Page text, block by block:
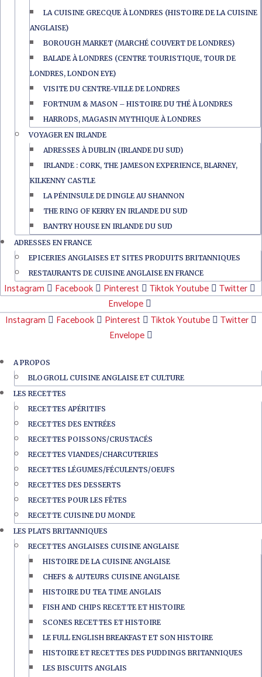
LA CUISINE GRECQUE À LONDRES (HISTOIRE DE LA CUISINE
ANGLAISE)
BOROUGH MARKET (MARCHÉ COUVERT DE LONDRES)
BALADE À LONDRES (CENTRE TOURISTIQUE, TOUR DE
LONDRES, LONDON EYE)
VISITE DU CENTRE-VILLE DE LONDRES
FORTNUM & MASON – HISTOIRE DU THÉ À LONDRES
HARRODS, MAGASIN MYTHIQUE À LONDRES
VOYAGER EN IRLANDE
ADRESSES À DUBLIN (IRLANDE DU SUD)
IRLANDE : CORK, THE JAMESON EXPERIENCE, BLARNEY,
KILKENNY CASTLE
LA PÉNINSULE DE DINGLE AU SHANNON
THE RING OF KERRY EN IRLANDE DU SUD
BANTRY HOUSE EN IRLANDE DU SUD
ADRESSES EN FRANCE
EPICERIES ANGLAISES ET SITES PRODUITS BRITANNIQUES
RESTAURANTS DE CUISINE ANGLAISE EN FRANCE
Instagram Facebook Pinterest TiktokYoutube
Twitter
Envelope
Instagram
Facebook Pinterest TiktokYoutube
Twitter
Envelope
A PROPOS
BLOGROLL CUISINE ANGLAISE ET CULTURE
LES RECETTES
RECETTES APÉRITIFS
RECETTES DES ENTRÉES
RECETTES POISSONS/CRUSTACÉS
RECETTES VIANDES/CHARCUTERIES
RECETTES LÉGUMES/FÉCULENTS/OEUFS
RECETTES DES DESSERTS
RECETTES POUR LES FÊTES
RECETTE CUISINE DU MONDE
LES PLATS BRITANNIQUES
RECETTES ANGLAISES CUISINE ANGLAISE
HISTOIRE DE LA CUISINE ANGLAISE
CHEFS & AUTEURS CUISINE ANGLAISE
HISTOIRE DU TEA TIME ANGLAIS
FISH AND CHIPS RECETTE ET HISTOIRE
SCONES RECETTES ET HISTOIRE
LE FULL ENGLISH BREAKFAST ET SON HISTOIRE
HISTOIRE ET RECETTES DES PUDDINGS BRITANNIQUES
LES BISCUITS ANGLAIS